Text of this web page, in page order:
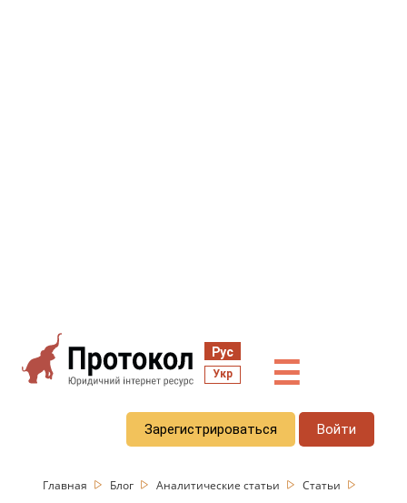
Рус
Укр ☰
Зарегистрироваться Войти
Главная Блог Аналитические статьи
Статьи